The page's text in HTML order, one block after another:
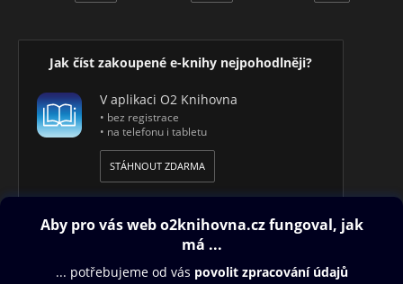
Jak číst zakoupené e-knihy nejpohodlněji?
V aplikaci O2 Knihovna
• bez registrace
• na telefonu i tabletu
STÁHNOUT ZDARMA
Obsah ke stažení